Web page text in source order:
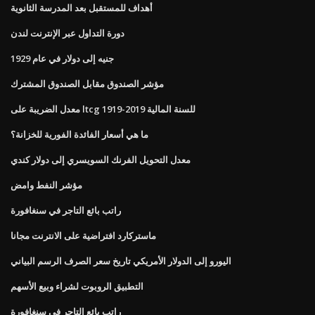
أهداف للمستقبل بعد المدرسة الثانوية
دورة التداول عبر الإنترنت لندن
جنيه إلى دولار في عام 1929
مؤشر الصندوق مقابل الصندوق المشترك
معدل الضريبة على ltcg للسنة المالية 2019-1919
ما هي أسعار الفائدة الفورية للخزانة؟
معدل التحويل الفرنك السويسري إلى دولار كندي
مؤشر النفط وامض
راتب بائع التاجر في سنغافورة
ماستركارد افتراضية على الانترنت مجانا
اليورو إلى الدولار الأمريكي تاريخ سعر الصرف الرسم البياني
التطبيق الروبوت لشراء وبيع الأسهم
راتب بائع التاجر في سنغافورة